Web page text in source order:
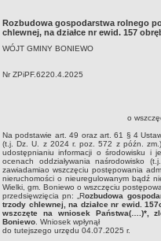
Rozbudowa gospodarstwa rolnego
chlewnej, na działce nr ewid. 157
WÓJT GMINY BONIEWO
Nr ZPiPF.6220.4.2025
o
Na podstawie art. 49 oraz art. 61 § 4
(t.j. Dz. U. z 2024 r. poz. 572 z późn.
udostępnianiu informacji o środowisku i
ocenach oddziaływania naśrodowisko
zawiadamiao wszczęciu postępowania
nieruchomości o nieuregulowanym bądź
Wielki, gm. Boniewo o wszczęciu
przedsięwzięcia pn: „Rozbudowa
trzody chlewnej, na działce nr ewid.
wszczęte na wniosek Państwa(….)*,
Boniewo. Wniosek wpłynął
do tutejszego urzędu 04.07.2025 r.